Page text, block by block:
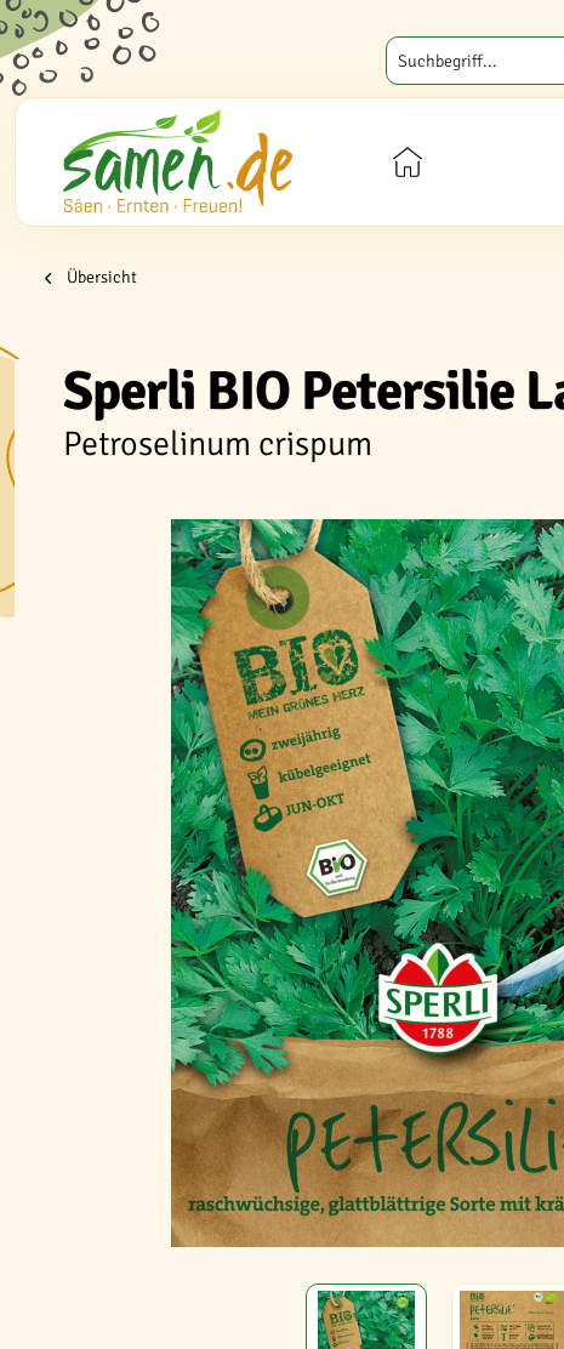
Übersicht
Sperli BIO Petersilie
Petroselinum crispum